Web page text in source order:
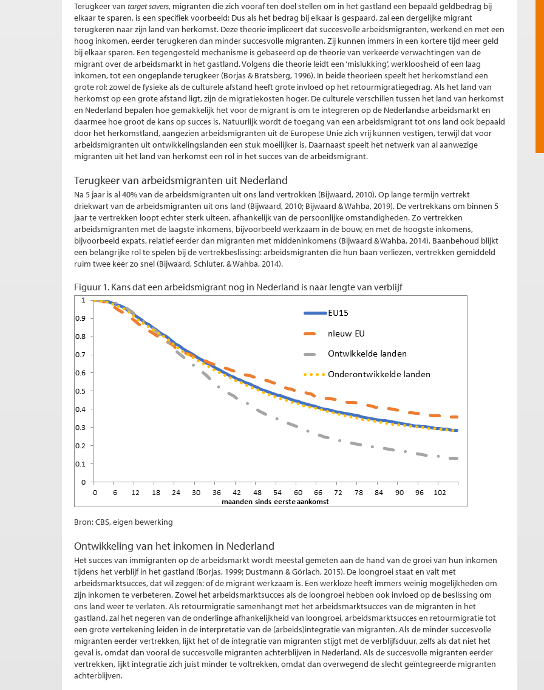
Terugkeer van target savers, migranten die zich vooraf ten doel stellen om in het gastland een bepaald geldbedrag bij
elkaar te sparen, is een specifiek voorbeeld: Dus als het bedrag bij elkaar is gespaard, zal een dergelijke migrant
terugkeren naar zijn land van herkomst. Deze theorie impliceert dat succesvolle arbeidsmigranten, werkend en met een
hoog inkomen, eerder terugkeren dan minder succesvolle migranten. Zij kunnen immers in een kortere tijd meer geld
bij elkaar sparen. Een tegengesteld mechanisme is gebaseerd op de theorie van verkeerde verwachtingen van de
migrant over de arbeidsmarkt in het gastland. Volgens die theorie leidt een ‘mislukking’, werkloosheid of een laag
inkomen, tot een ongeplande terugkeer (Borjas & Bratsberg, 1996). In beide theorieën speelt het herkomstland een
grote rol: zowel de fysieke als de culturele afstand heeft grote invloed op het retourmigratiegedrag. Als het land van
herkomst op een grote afstand ligt, zijn de migratiekosten hoger. De culturele verschillen tussen het land van herkomst
en Nederland bepalen hoe gemakkelijk het voor de migrant is om te integreren op de Nederlandse arbeidsmarkt en
daarmee hoe groot de kans op succes is. Natuurlijk wordt de toegang van een arbeidsmigrant tot ons land ook bepaald
door het herkomstland, aangezien arbeidsmigranten uit de Europese Unie zich vrij kunnen vestigen, terwijl dat voor
arbeidsmigranten uit ontwikkelingslanden een stuk moeilijker is. Daarnaast speelt het netwerk van al aanwezige
migranten uit het land van herkomst een rol in het succes van de arbeidsmigrant.
Terugkeer van arbeidsmigranten uit Nederland
Na 5 jaar is al 40% van de arbeidsmigranten uit ons land vertrokken (Bijwaard, 2010). Op lange termijn vertrekt
driekwart van de arbeidsmigranten uit ons land (Bijwaard, 2010; Bijwaard & Wahba, 2019). De vertrekkans om binnen 5
jaar te vertrekken loopt echter sterk uiteen, afhankelijk van de persoonlijke omstandigheden. Zo vertrekken
arbeidsmigranten met de laagste inkomens, bijvoorbeeld werkzaam in de bouw, en met de hoogste inkomens,
bijvoorbeeld expats, relatief eerder dan migranten met middeninkomens (Bijwaard & Wahba, 2014). Baanbehoud blijkt
een belangrijke rol te spelen bij de vertrekbeslissing: arbeidsmigranten die hun baan verliezen, vertrekken gemiddeld
ruim twee keer zo snel (Bijwaard, Schluter, & Wahba, 2014).
Figuur 1. Kans dat een arbeidsmigrant nog in Nederland is naar lengte van verblijf
Bron: CBS, eigen bewerking
Ontwikkeling van het inkomen in Nederland
Het succes van immigranten op de arbeidsmarkt wordt meestal gemeten aan de hand van de groei van hun inkomen
tijdens het verblijf in het gastland (Borjas, 1999; Dustmann & Görlach, 2015). De loongroei staat en valt met
arbeidsmarktsucces, dat wil zeggen: of de migrant werkzaam is. Een werkloze heeft immers weinig mogelijkheden om
zijn inkomen te verbeteren. Zowel het arbeidsmarktsucces als de loongroei hebben ook invloed op de beslissing om
ons land weer te verlaten. Als retourmigratie samenhangt met het arbeidsmarktsucces van de migranten in het
gastland, zal het negeren van de onderlinge afhankelijkheid van loongroei, arbeidsmarktsucces en retourmigratie tot
een grote vertekening leiden in de interpretatie van de (arbeids)integratie van migranten. Als de minder succesvolle
migranten eerder vertrekken, lijkt het of de integratie van migranten stijgt met de verblijfsduur, zelfs als dat niet het
geval is, omdat dan vooral de succesvolle migranten achterblijven in Nederland. Als de succesvolle migranten eerder
vertrekken, lijkt integratie zich juist minder te voltrekken, omdat dan overwegend de slecht geïntegreerde migranten
achterblijven.